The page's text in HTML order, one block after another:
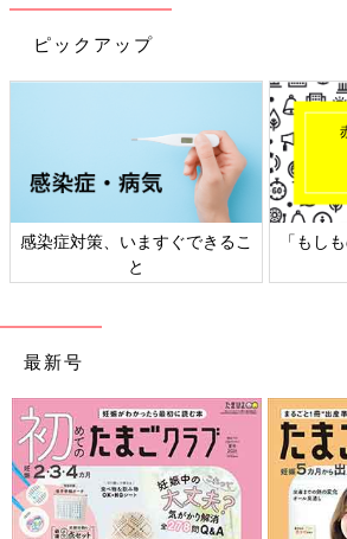
あります。体重を量ってみて、順調に増え
せん。
《赤ちゃんのこれって便秘？ チェック項
■ 何日くらいウンチが出ていないか、か
■ ウンチのときに痛がったり苦しそうにし
■ 機嫌や食欲などを観察
■ 体重が減っていないかを確認
【医師監修】何日出
りに、小児科医の山中龍
した。ぜひ参考にして！
受診したほうがいい便秘の目安
普段より多少便の回数が減っていても、赤
食欲もあれば様子を見て大丈夫です。ただ
ピックアップ
感染症対策、いますぐできるこ
と
「もし
最新号